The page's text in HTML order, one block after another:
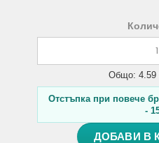
Общо: 4.59
Отстъпка при повече
-
ДОБАВИ В